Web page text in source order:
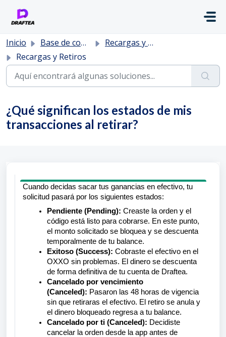
Inicio Base de conocimientos
Recargas y Retiros
Recargas y Retiros
¿Qué significan los estados de mis
transacciones al retirar?
Cuando decidas sacar tus ganancias en efectivo, tu
solicitud pasará por los siguientes estados:
Pendiente (Pending): Creaste la orden y el
código está listo para cobrarse. En este punto,
el monto solicitado se bloquea y se descuenta
temporalmente de tu balance.
Exitoso (Success): Cobraste el efectivo en el
OXXO sin problemas. El dinero se descuenta
de forma definitiva de tu cuenta de Draftea.
Cancelado por vencimiento
(Canceled): Pasaron las 48 horas de vigencia
sin que retiraras el efectivo. El retiro se anula y
el dinero bloqueado regresa a tu balance.
Cancelado por ti (Canceled): Decidiste
cancelar la orden desde la app antes de